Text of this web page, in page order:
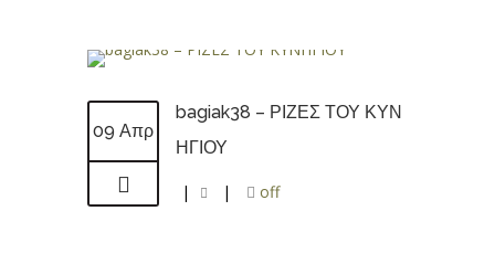
09 Απρ
bagiak38 – ΡΙΖΕΣ ΤΟΥ ΚΥΝ
ΗΓΙΟΥ
| | off